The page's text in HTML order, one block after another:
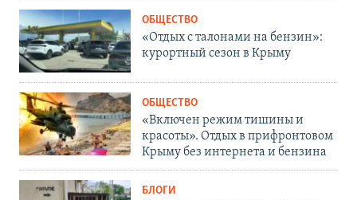
ОБЩЕСТВО
«Отдых с талонами на бензин»:
курортный сезон в Крыму
ОБЩЕСТВО
«Включен режим тишины и
красоты». Отдых в прифронтовом
Крыму без интернета и бензина
БЛОГИ